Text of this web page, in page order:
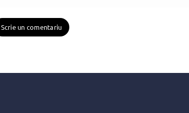
Scrie un comentariu